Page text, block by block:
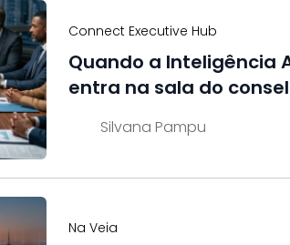
Connect Executive Hub
Quando a Inteligência
entra na sala do
Silvana Pampu
Na Veia